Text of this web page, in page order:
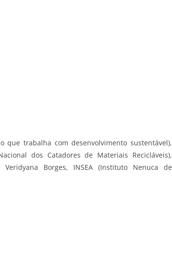
que trabalha com desenvolvimento sustentável),
dos Catadores de Materiais Recicláveis),
Borges, INSEA (Instituto Nenuca de